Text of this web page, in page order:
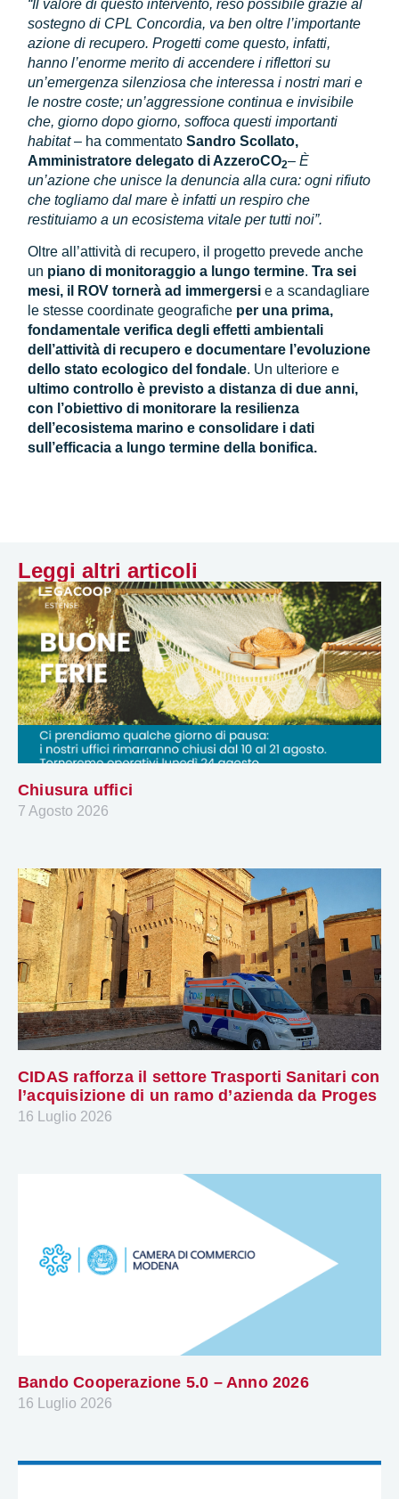
“Il valore di questo intervento, reso possibile grazie al
sostegno di CPL Concordia, va ben oltre l’importante
azione di recupero. Progetti come questo, infatti,
hanno l’enorme merito di accendere i riflettori su
un’emergenza silenziosa che interessa i nostri mari e
le nostre coste; un’aggressione continua e invisibile
che, giorno dopo giorno, soffoca questi importanti
habitat– ha commentatoSandro Scollato,
Amministratore delegato di AzzeroCO2–È
un’azione che unisce la denuncia alla cura: ogni rifiuto
che togliamo dal mare è infatti un respiro che
restituiamo a un ecosistema vitale per tutti noi”.
Oltre all’attività di recupero, il progetto prevede anche
un piano di monitoraggio a lungo termine.Tra sei
mesi, il ROV tornerà ad immergersi e a scandagliare
le stesse coordinate geografiche per una prima,
fondamentale verifica degli effetti ambientali
dell’attività di recupero e documentare l’evoluzione
dello stato ecologico del fondale. Un ulteriore e
ultimo controllo è previsto a distanza di due anni,
con l’obiettivo di monitorare la resilienza
dell’ecosistema marino e consolidare i dati
sull’efficacia a lungo termine della bonifica.
Leggi altri articoli
Chiusura uffici
7 Agosto 2026
CIDAS rafforza il settore Trasporti Sanitari con
l’acquisizione di un ramo d’azienda da Proges
16 Luglio 2026
Bando Cooperazione 5.0 – Anno 2026
16 Luglio 2026